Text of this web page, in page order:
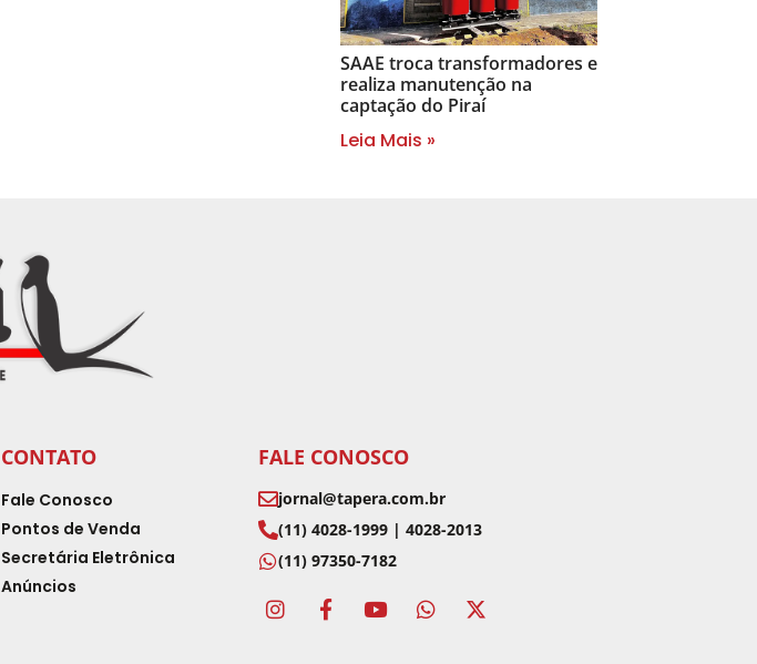
SAAE troca transformadores e
realiza manutenção na
captação do Piraí
Leia Mais »
CONTATO
Fale Conosco
Pontos de Venda
Secretária Eletrônica
Anúncios
FALE CONOSCO
jornal@tapera.com.br
(11) 4028-1999 | 4028-2013
(11) 97350-7182